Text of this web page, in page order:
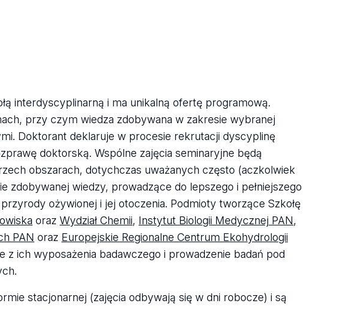
interdyscyplinarną i ma unikalną ofertę programową.
przy czym wiedza zdobywana w zakresie wybranej
Doktorant deklaruje w procesie rekrutacji dyscyplinę
doktorską. Wspólne zajęcia seminaryjne będą
obszarach, dotychczas uważanych często (aczkolwiek
zdobywanej wiedzy, prowadzące do lepszego i pełniejszego
ożywionej i jej otoczenia. Podmioty tworzące Szkołę
oraz Wydział Chemii, Instytut Biologii Medycznej PAN,
PAN oraz Europejskie Regionalne Centrum Ekohydrologii
z ich wyposażenia badawczego i prowadzenie badań pod
stacjonarnej (zajęcia odbywają się w dni robocze) i są